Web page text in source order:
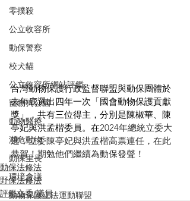
零撲殺
公立收容所
動保警察
校犬貓
公立收容所網站評鑑
寵物狗公園
動物醫療
瀕危動物
動保里長
環境會議
動物保護立法運動聯盟
台灣動物保護行政監督聯盟與動保團體於
去年底選出四年一次「國會動物保護貢獻
獎」，共有三位得主，分別是陳椒華、陳
亭妃與洪孟楷委員。在2024年總統立委大
選，立委陳亭妃與洪孟楷高票連任，在此
恭賀！期勉他們繼續為動保發聲！
動保法修法
野保法修法
評鑑立委/議員